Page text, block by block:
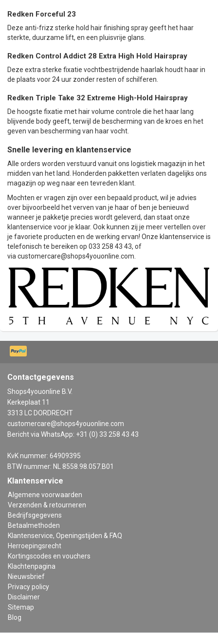
Redken Forceful 23
Deze anti-frizz sterke hold hair finishing spray geeft het haar
sterkte, duurzame lift, en een pluisvrije glans.
Redken Control Addict 28 Extra High Hold Hairspray
Deze extra sterke fixatie vochtbestrijdende haarlak houdt haar in
de plaats voor 24 uur zonder resten of schilferen.
Redken Triple Take 32 Extreme High-Hold Hairspray
De hoogste fixatie met hair volume controle die het haar lang
blijvende body geeft, terwijl de bescherming van de kroes en het
geven van bescherming van haar vocht.
Snelle levering en klantenservice
Alle orders worden verstuurd vanuit ons logistiek magazijn in het
midden van het land. Honderden pakketten verlaten dagelijks ons
magazijn op weg naar een tevreden klant.
Mochten er vragen zijn over een bepaald product, wil je advies
over bijvoorbeeld het verven van je haar of ben je benieuwd
wanneer je pakketje precies wordt geleverd, dan staat onze
klantenservice voor je klaar. Ook kunnen zij je meer vertellen over
je favoriete producten en de werking ervan! Onze klantenservice is
telefonisch te bereiken op 033 258 43 43, of
via customercare@shops4youonline.com
Contactgegevens
Shops4youonline B.V.
Kerkeplaat 11
3313 LC DORDRECHT
customercare@shops4youonline.com
Bericht via WhatsApp: +31 (0) 33 258 43 43
KvK nummer: 64909395
BTW nummer: NL 8558.98.057.B01
Klantenservice
Algemene voorwaarden
Verzenden & retourneren
Bedrijfsgegevens
Betaalmethoden
Klantenservice, Openingstijden & FAQ
Herroepingsrecht
Kortingscodes en vouchers
Klachtenpagina
Nieuwsbrief
Privacy policy
Disclaimer
Sitemap
Blog